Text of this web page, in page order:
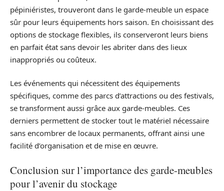
pépiniéristes, trouveront dans le garde-meuble un espace
sûr pour leurs équipements hors saison. En choisissant des
options de stockage flexibles, ils conserveront leurs biens
en parfait état sans devoir les abriter dans des lieux
inappropriés ou coûteux.
Les événements qui nécessitent des équipements
spécifiques, comme des parcs d’attractions ou des festivals,
se transforment aussi grâce aux garde-meubles. Ces
derniers permettent de stocker tout le matériel nécessaire
sans encombrer de locaux permanents, offrant ainsi une
facilité d’organisation et de mise en œuvre.
Conclusion sur l’importance des garde-meubles
pour l’avenir du stockage